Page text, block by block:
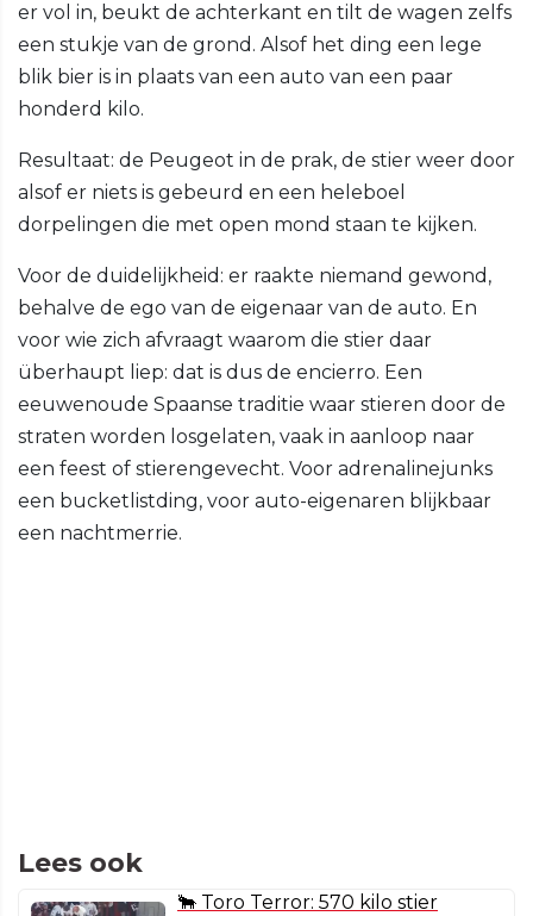
er vol in, beukt de achterkant en tilt de wagen zelfs
een stukje van de grond. Alsof het ding een lege
blik bier is in plaats van een auto van een paar
honderd kilo.
Resultaat: de Peugeot in de prak, de stier weer door
alsof er niets is gebeurd en een heleboel
dorpelingen die met open mond staan te kijken.
Voor de duidelijkheid: er raakte niemand gewond,
behalve de ego van de eigenaar van de auto. En
voor wie zich afvraagt waarom die stier daar
überhaupt liep: dat is dus de encierro. Een
eeuwenoude Spaanse traditie waar stieren door de
straten worden losgelaten, vaak in aanloop naar
een feest of stierengevecht. Voor adrenalinejunks
een bucketlistding, voor auto-eigenaren blijkbaar
een nachtmerrie.
Lees ook
🐂 Toro Terror: 570 kilo stier